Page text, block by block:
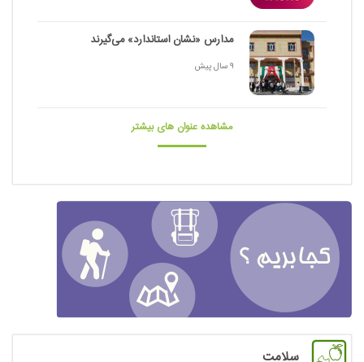
مدارس «نشان استاندارد» می‌گیرند
9 سال پیش
مشاهده عنوان های بیشتر
سلامت